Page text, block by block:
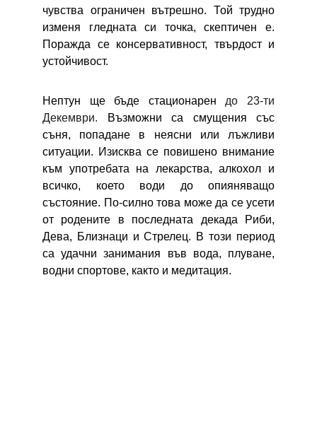
чувства ограничен вътрешно. Той трудно
изменя гледната си точка, скептичен е.
Поражда се консервативност, твърдост и
устойчивост.
Нептун ще бъде стационарен до 23-ти
Декември.
Възможни са смущения със
съня, попадане в неясни или лъжливи
ситуации. Изисква се повишено внимание
към употребата на лекарства, алкохол и
всичко, което води до опияняващо
състояние. По-силно това може да се усети
от родените в последната декада Риби,
Дева, Близнаци и Стрелец. В този период
са удачни занимания във вода, плуване,
водни спортове, както и медитация.